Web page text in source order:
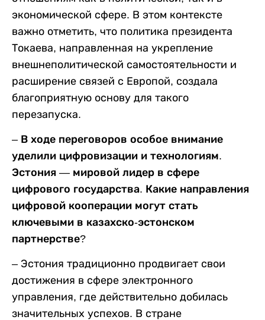
экономической сфере. В этом контексте
важно отметить, что политика президента
Токаева, направленная на укрепление
внешнеполитической самостоятельности и
расширение связей с Европой, создала
благоприятную основу для такого
перезапуска.
– В ходе переговоров особое внимание
уделили цифровизации и технологиям.
Эстония — мировой лидер в сфере
цифрового государства. Какие направления
цифровой кооперации могут стать
ключевыми в казахско-эстонском
партнерстве?
– Эстония традиционно продвигает свои
достижения в сфере электронного
управления, где действительно добилась
значительных успехов. В стране